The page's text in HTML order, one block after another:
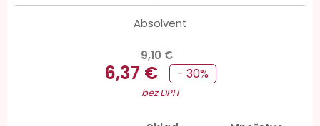
Absolvent
9,10 €
6,37 € - 30%
bez DPH